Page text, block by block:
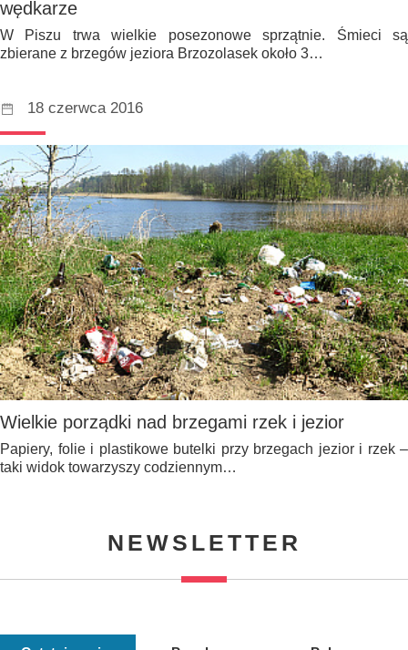
wędkarze
W Piszu trwa wielkie posezonowe sprzątnie. Śmieci są
zbierane z brzegów jeziora Brzozolasek około 3…
18 czerwca 2016
Wielkie porządki nad brzegami rzek i jezior
Papiery, folie i plastikowe butelki przy brzegach jezior i rzek –
taki widok towarzyszy codziennym…
NEWSLETTER